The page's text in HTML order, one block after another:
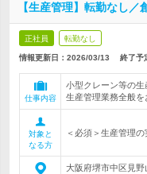
【生産管理】転勤なし／
正社員 転勤なし
情報更新日：2026/03/13 終了予
仕事内容
小型クレーン等の
生産管理業務全般を
対象と
なる方
＜必須＞生産管理
大阪府堺市中区見